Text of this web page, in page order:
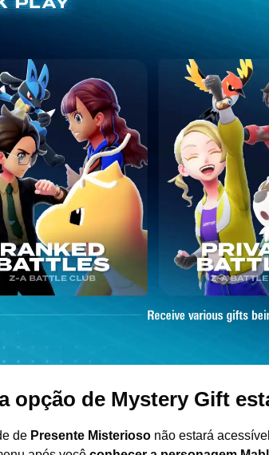
opção de Mystery Gift
de Presente Misterioso não estará